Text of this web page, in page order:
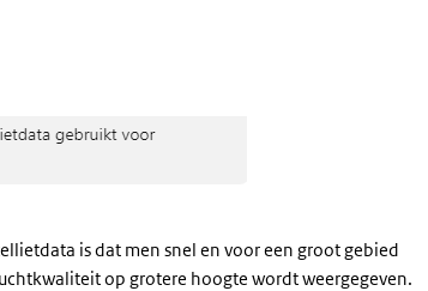
is dat men snel en voor een groot gebied
op grotere hoogte wordt weergegeven.